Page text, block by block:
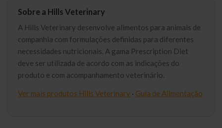
Sobre a Hills Veterinary
A Hills Veterinary desenvolve alimentos para animais de
companhia com formulações definidas para diferentes
necessidades nutricionais. A gama Prescription Diet
deve ser utilizada de acordo com as indicações do
produto e com acompanhamento veterinário.
Ver mais produtos Hills Veterinary · Guia de Alimentação